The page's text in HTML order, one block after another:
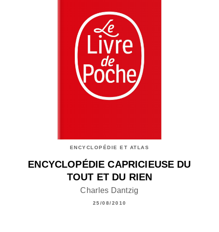
ENCYCLOPÉDIE ET ATLAS
ENCYCLOPÉDIE CAPRICIEUSE DU
TOUT ET DU RIEN
Charles Dantzig
25/08/2010